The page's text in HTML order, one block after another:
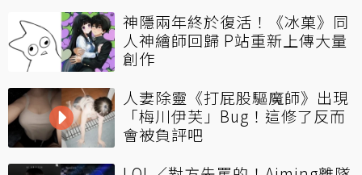
神隱兩年終於復活！《冰菓》同
人神繪師回歸 P站重新上傳大量
創作
人妻除靈《打屁股驅魔師》出現
「梅川伊芙」Bug！這修了反而
會被負評吧